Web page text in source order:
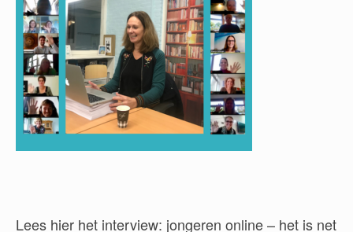
Lees hier het interview: jongeren online – het is net